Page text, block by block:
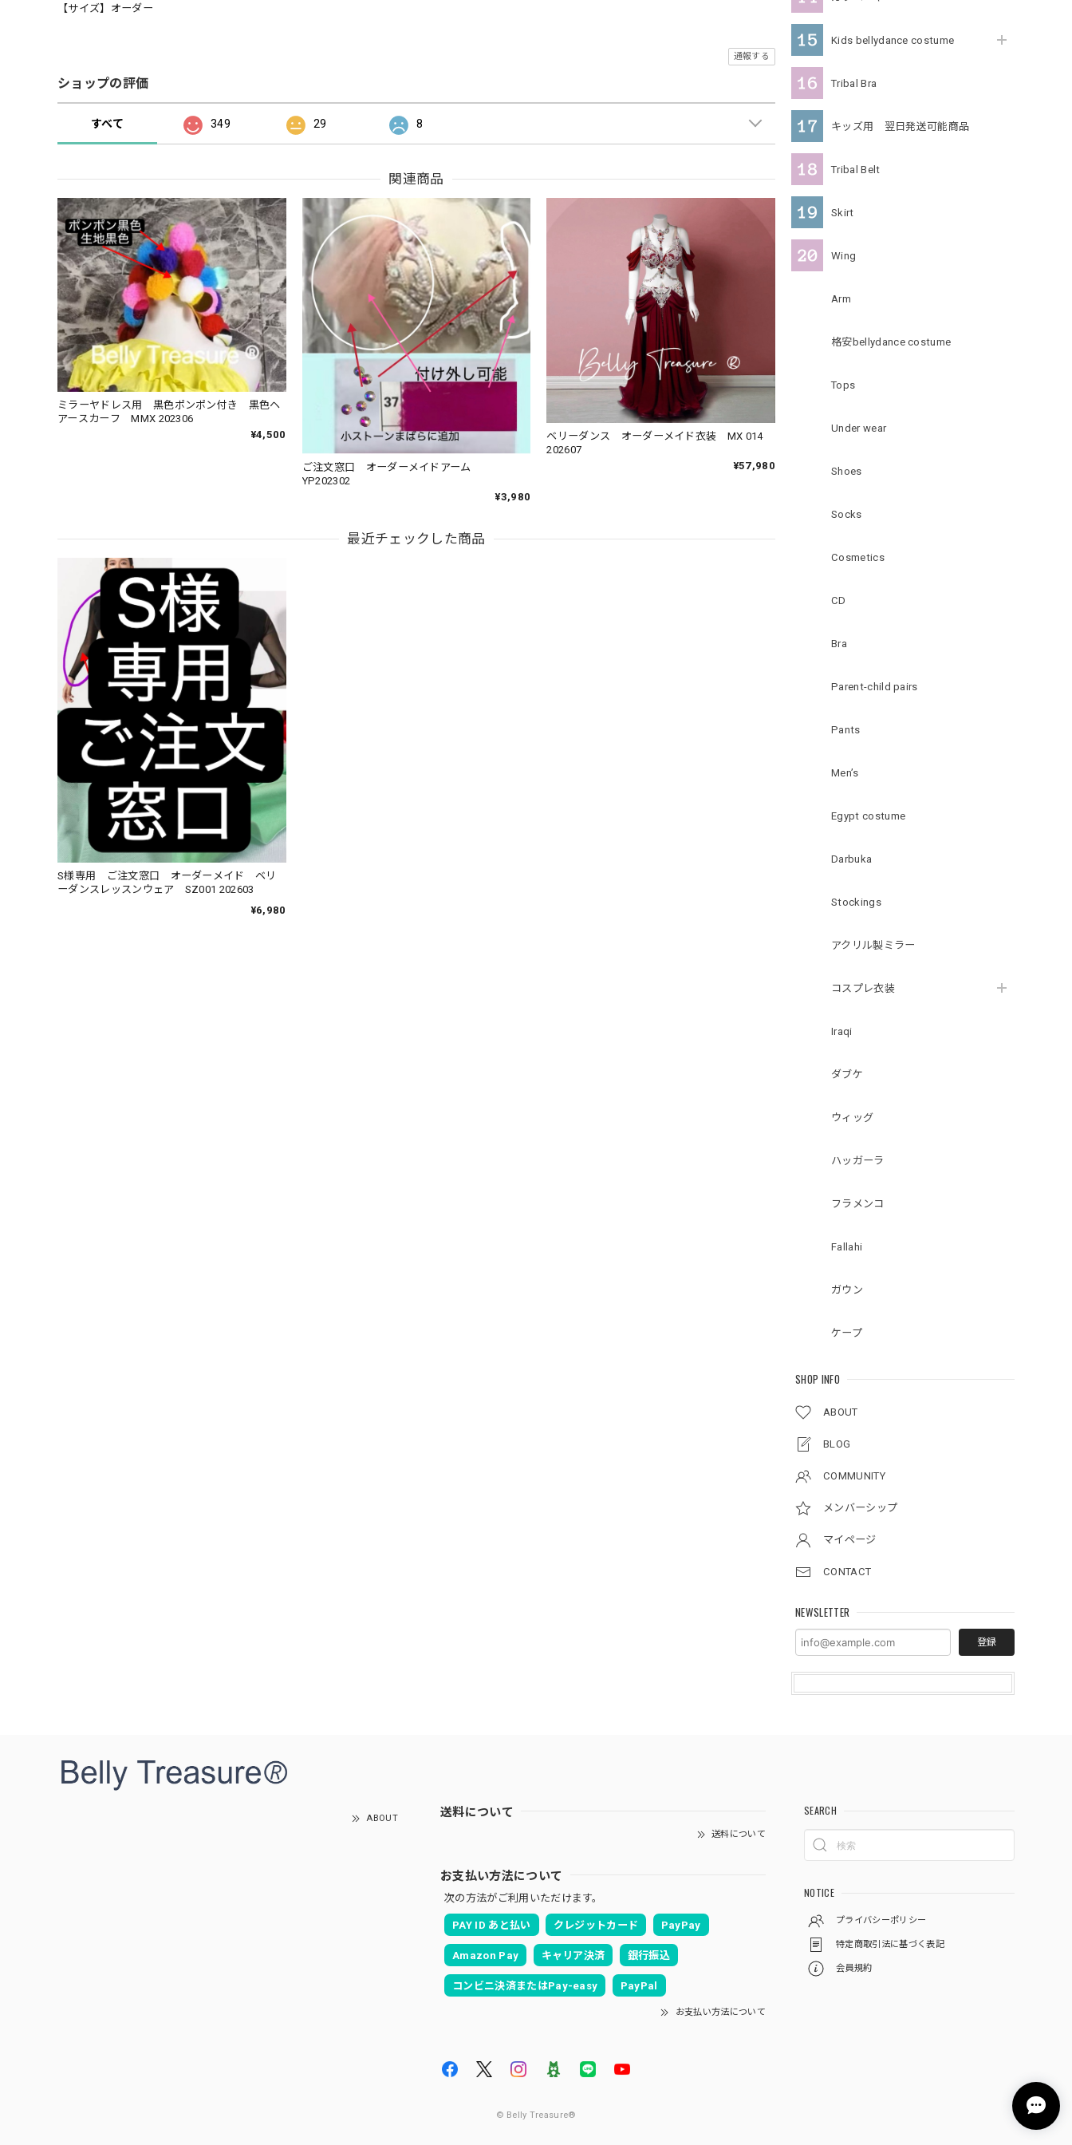
Kids bellydance costume
Tribal Bra
キッズ用 翌日発送可能商品
Tribal Belt
Skirt
Wing
Arm
格安bellydance costume
Tops
Under wear
Shoes
Socks
Cosmetics
CD
Bra
Parent-child pairs
Pants
Men’s
Egypt costume
Darbuka
Stockings
アクリル製ミラー
コスプレ衣装
Iraqi
ダブケ
ウィッグ
ハッガーラ
フラメンコ
Fallahi
ガウン
ケープ
SHOP INFO
ABOUT
BLOG
COMMUNITY
メンバーシップ
マイページ
CONTACT
NEWSLETTER
登録
【サイズ】オーダー
通報する
ショップの評価
すべて 349 29 8
関連商品
ミラーヤドレス用 黒色ポンポン付き 黒色ヘ
アースカーフ MMX 202306
¥4,500
ご注文窓口 オーダーメイドアーム
YP202302
¥3,980
ベリーダンス オーダーメイド衣装 MX 014
202607
¥57,980
最近チェックした商品
S様専用 ご注文窓口 オーダーメイド ベリ
ーダンスレッスンウェア SZ001 202603
¥6,980
ABOUT 送料について
送料について
お支払い方法について
次の方法がご利用いただけます。
PAY ID あと払い クレジットカード PayPay
Amazon Pay キャリア決済 銀行振込
コンビニ決済またはPay-easy PayPal
お支払い方法について
SEARCH
NOTICE
プライバシーポリシー
特定商取引法に基づく表記
会員規約
© Belly Treasure®︎